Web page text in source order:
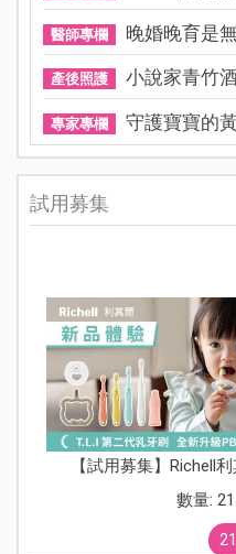
醫師專欄 晚婚晚育是
產後照護 小說家青竹
專家專欄 守護寶寶的
試用募集
【試用募集】Richell
數量: